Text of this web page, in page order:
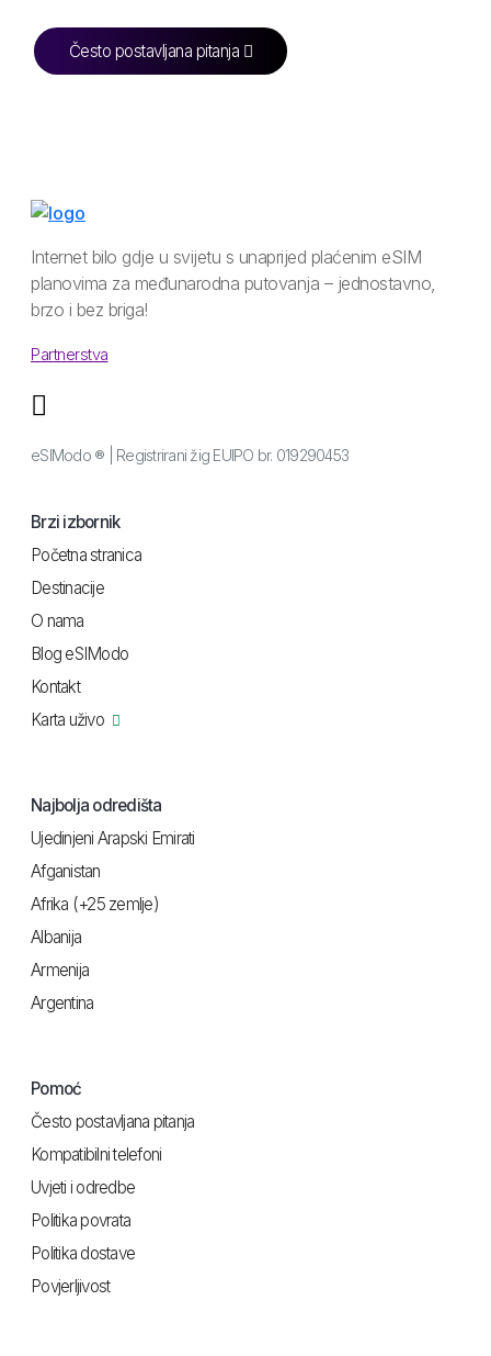
Često postavljana pitanja
Internet bilo gdje u svijetu s unaprijed plaćenim eSIM
planovima za međunarodna putovanja – jednostavno,
brzo i bez briga!
Partnerstva
eSIModo ® | Registrirani žig EUIPO br. 019290453
Brzi izbornik
Početna stranica
Destinacije
O nama
Blog eSIModo
Kontakt
Karta uživo
Najbolja odredišta
Ujedinjeni Arapski Emirati
Afganistan
Afrika (+25 zemlje)
Albanija
Armenija
Argentina
Pomoć
Često postavljana pitanja
Kompatibilni telefoni
Uvjeti i odredbe
Politika povrata
Politika dostave
Povjerljivost